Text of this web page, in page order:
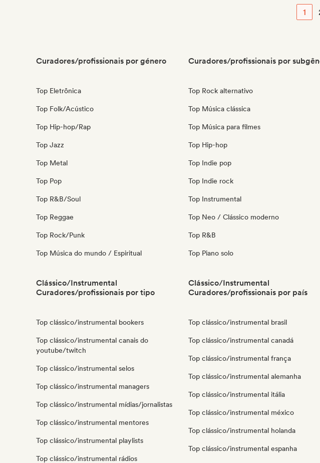
1
Curadores/profissionais por género
Top Eletrônica
Top Folk/Acústico
Top Hip-hop/Rap
Top Jazz
Top Metal
Top Pop
Top R&B/Soul
Top Reggae
Top Rock/Punk
Top Música do mundo / Espiritual
Curadores/profissionais por
Top Rock alternativo
Top Música clássica
Top Música para filmes
Top Hip-hop
Top Indie pop
Top Indie rock
Top Instrumental
Top Neo / Clássico moderno
Top R&B
Top Piano solo
Clássico/Instrumental
Curadores/profissionais por tipo
Top clássico/instrumental bookers
Top clássico/instrumental canais do
youtube/twitch
Top clássico/instrumental selos
Top clássico/instrumental managers
Top clássico/instrumental mídias/jornalistas
Top clássico/instrumental mentores
Top clássico/instrumental playlists
Top clássico/instrumental rádios
Clássico/Instrumental
Curadores/profissionais por país
Top clássico/instrumental brasil
Top clássico/instrumental canadá
Top clássico/instrumental frança
Top clássico/instrumental alemanha
Top clássico/instrumental itália
Top clássico/instrumental méxico
Top clássico/instrumental holanda
Top clássico/instrumental espanha